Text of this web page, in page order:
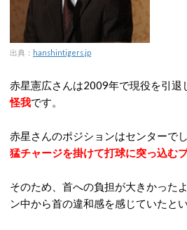
出典： hanshintigers.jp
赤星憲広さんは2009年で現役を引退
怪我です。
赤星さんのポジションはセンターで
猛チャージを掛けて打球に突っ込む
そのため、首への負担が大きかった
ン中から首の違和感を感じていたとい